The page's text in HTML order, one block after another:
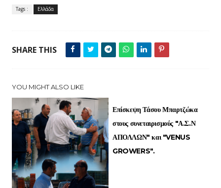
Tags : Ελλάδα
SHARE THIS
YOU MIGHT ALSO LIKE
Επίσκεψη Τάσου Μπαρτζώκα
στους συνεταιρισμούς "Α.Σ.Ν
ΑΠΟΛΛΩΝ" και "VENUS
GROWERS".